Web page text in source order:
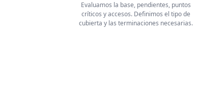
Evaluamos la base, pendientes, puntos
críticos y accesos. Definimos el tipo de
cubierta y las terminaciones necesarias.